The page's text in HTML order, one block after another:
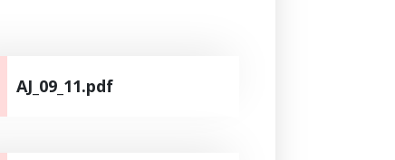
AJ_09_11.pdf